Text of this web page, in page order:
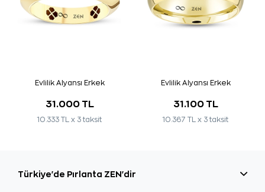
Evlilik Alyansı Erkek
31.000 TL
10.333 TL x 3 taksit
Evlilik Alyansı Erkek
31.100 TL
10.367 TL x 3 taksit
Türkiye'de Pırlanta ZEN'dir